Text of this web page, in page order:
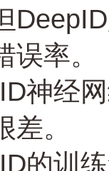
误率。
神经
。
的训